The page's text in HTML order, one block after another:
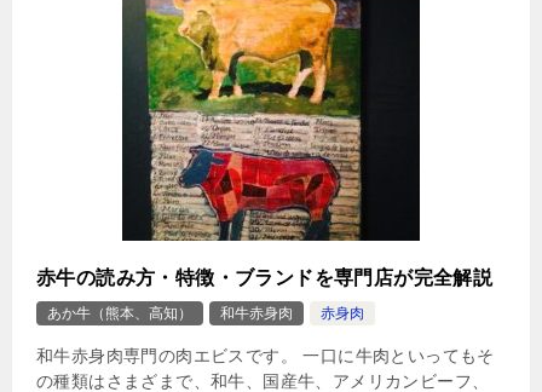
赤牛の読み方・特徴・ブランドを専門店が完全解説
あか牛（熊本、高知） 和牛赤身肉 赤身肉
和牛赤身肉専門の肉エビスです。 一口に牛肉といってもそ
の種類はさまざまで、和牛、国産牛、アメリカンビーフ、